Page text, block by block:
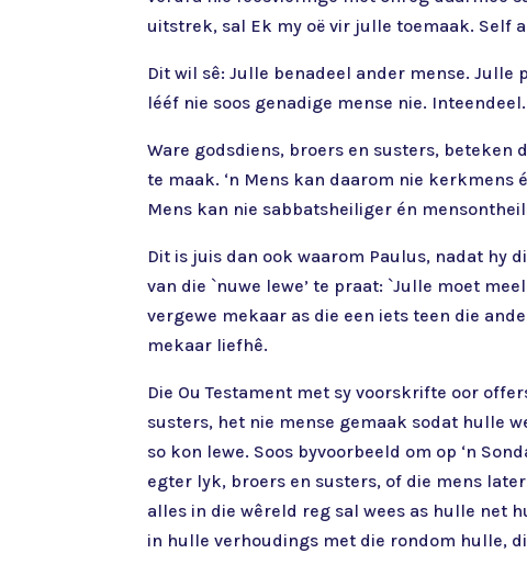
uitstrek, sal Ek my oë vir julle toemaak. Self
Dit wil sê: Julle benadeel ander mense. Julle
lééf nie soos genadige mense nie.
Ware godsdiens, broers en susters, beteken
te maak. ‘n Mens kan daarom nie kerkmens
Mens kan nie sabbatsheiliger én
Dit is juis dan ook waarom Paulus, nadat hy
van die `nuwe lewe’ te praat: `Julle moet
vergewe mekaar as die een iets teen die
mekaar liefhê.
Die Ou Testament met sy voorskrifte oor
susters, het nie mense gemaak sodat hulle
so kon lewe. Soos byvoorbeeld om op ‘n
egter lyk, broers en susters, of die mens
alles in die wêreld reg sal wees as hulle net
in hulle verhoudings met die rondom hulle,